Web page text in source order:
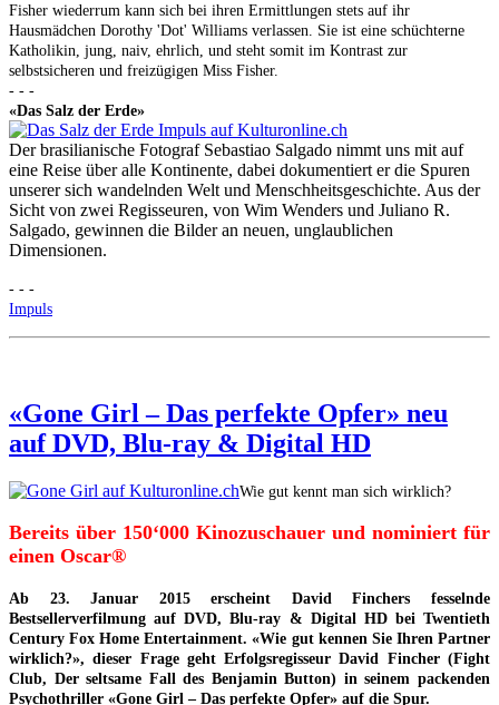
Fisher wiederrum kann sich bei ihren Ermittlungen stets auf ihr
Hausmädchen Dorothy 'Dot' Williams verlassen. Sie ist eine schüchterne
Katholikin, jung, naiv, ehrlich, und steht somit im Kontrast zur
selbstsicheren und freizügigen Miss Fisher.
- - -
«Das Salz der Erde»
Der brasilianische Fotograf Sebastiao Salgado nimmt uns mit auf
eine Reise über alle Kontinente, dabei dokumentiert er die Spuren
unserer sich wandelnden Welt und Menschheitsgeschichte. Aus der
Sicht von zwei Regisseuren, von Wim Wenders und Juliano R.
Salgado, gewinnen die Bilder an neuen, unglaublichen
Dimensionen.
- - -
Impuls
«Gone Girl – Das perfekte Opfer» neu
auf DVD, Blu-ray & Digital HD
Wie gut kennt man sich wirklich?
Bereits über 150‘000 Kinozuschauer und nominiert für
einen Oscar®
Ab 23. Januar 2015 erscheint David Finchers fesselnde
Bestsellerverfilmung auf DVD, Blu-ray & Digital HD bei Twentieth
Century Fox Home Entertainment. «Wie gut kennen Sie Ihren Partner
wirklich?», dieser Frage geht Erfolgsregisseur David Fincher (Fight
Club, Der seltsame Fall des Benjamin Button) in seinem packenden
Psychothriller «Gone Girl – Das perfekte Opfer» auf die Spur.